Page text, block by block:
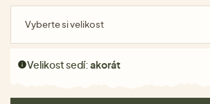
Vyberte si velikost
Velikost sedí:akorát